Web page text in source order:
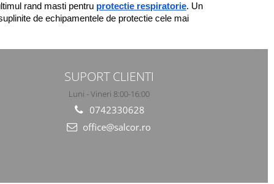
rand masti pentru protectie respiratorie. Un
de echipamentele de protectie cele mai
SUPORT CLIENTI
Luni - Vineri 8:00-16:00
0742330628
office@salcor.ro